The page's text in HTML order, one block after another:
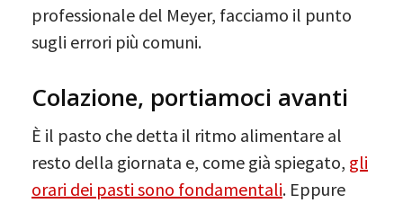
professionale del Meyer, facciamo il punto
sugli errori più comuni.
Colazione, portiamoci avanti
È il pasto che detta il ritmo alimentare al
resto della giornata e, come già spiegato, gli
orari dei pasti sono fondamentali. Eppure